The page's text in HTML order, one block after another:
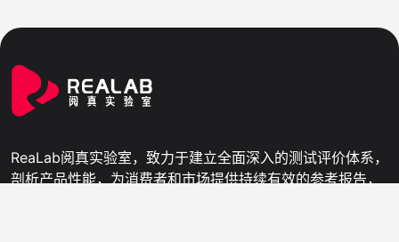
ReaLab阅真实验室，致力于建立全面深入的测试评价体系，
剖析产品性能，为消费者和市场提供持续有效的参考报告，